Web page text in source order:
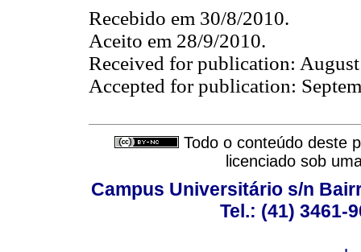
Recebido em 30/8/2010.
Aceito em 28/9/2010.
Received for publication:
Accepted for publication:
Todo o conteúdo deste
licenciado sob
Campus Universitário s/n
Tel.: (41) 3461-